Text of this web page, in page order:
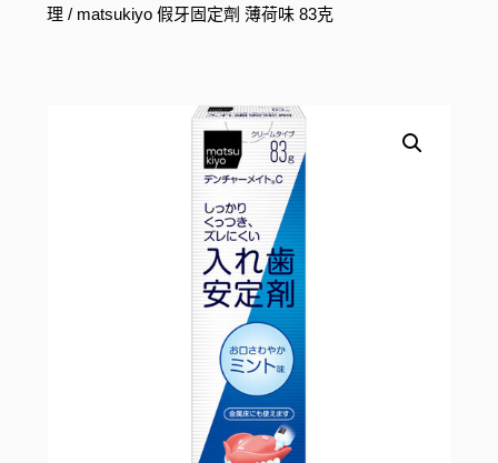
理 / matsukiyo 假牙固定劑 薄荷味 83克